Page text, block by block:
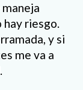
hay riesgo.
y si
me va a